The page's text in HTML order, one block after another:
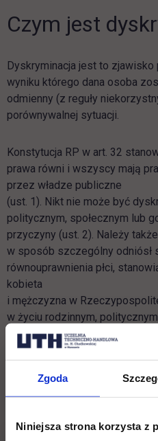
Zgoda
Niniejsza strona korzysta z
Czym jest
Dyskryminacja jest to zjawisko
wyniku którego dana osoba
odmienny (z reguły
porównywalnej sytuacji.
Konstytucja RP w art. 32
prawa równi i wszyscy mają
przez władze publiczne
(ust. 1). Nikt nie może być
politycznym, społecznym lub
przyczyny (ust. 2). Należy
w sposób szczególny odniósł
równouprawnienia płci,
kobieta
i mężczyzna w
w życiu rodzinnym,
gospodarczym.
Niektóre rodzaje
ze względu na wiek,